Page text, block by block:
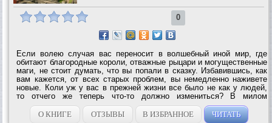
0
Если волею случая вас переносит в волшебный иной мир, где
обитают благородные короли, отважные рыцари и могущественные
маги, не стоит думать, что вы попали в сказку. Избавившись, как
вам кажется, от всех старых проблем, вы немедленно наживете
новые. Коли уж у вас в прежней жизни все было не как у людей,
то отчего же теперь что-то должно измениться? В милом
сказочном королевстве этих самых проблем – только решать
успевай, а приключения...
О КНИГЕ ОТЗЫВЫ В ИЗБРАННОЕ ЧИТАТЬ